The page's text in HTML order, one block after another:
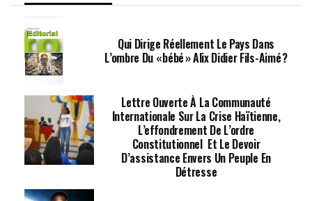
Qui Dirige Réellement Le Pays Dans
L’ombre Du « Bébé » Alix Didier Fils-Aimé ?
Lettre Ouverte À La Communauté
Internationale Sur La Crise Haïtienne,
L’effondrement De L’ordre
Constitutionnel Et Le Devoir
D’assistance Envers Un Peuple En
Détresse